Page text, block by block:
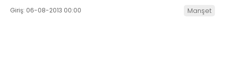
Giriş: 06-08-2013 00:00 Manşet